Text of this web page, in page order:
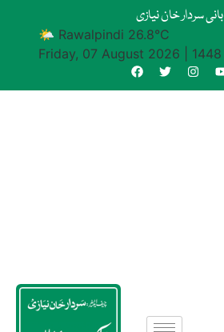
بانی سردار خان نیازی
🌤 Rawalpindi 26.8°C
Friday, 07 August 2026